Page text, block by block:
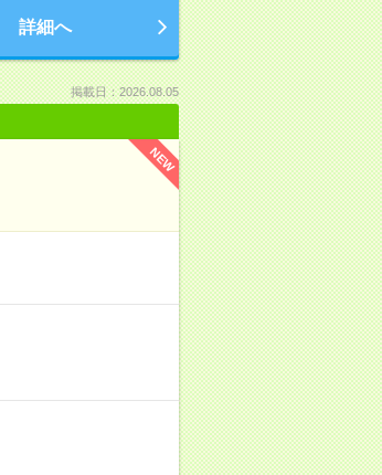
詳細へ
掲載日：2026.08.05
NEW